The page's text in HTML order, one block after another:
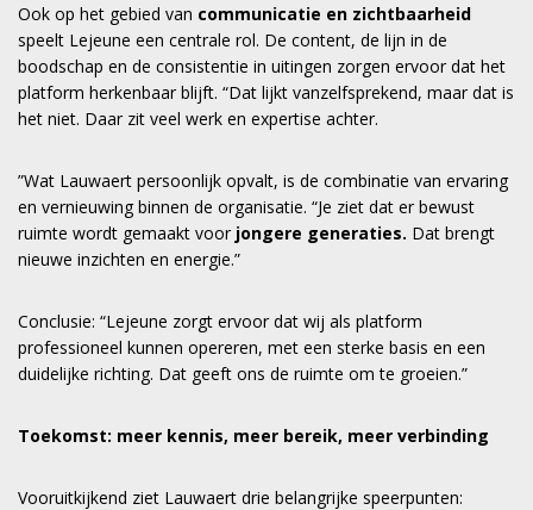
Ook op het gebied van communicatie en zichtbaarheid
speelt Lejeune een centrale rol. De content, de lijn in de
boodschap en de consistentie in uitingen zorgen ervoor dat het
platform herkenbaar blijft. “Dat lijkt vanzelfsprekend, maar dat is
het niet. Daar zit veel werk en expertise achter.
”Wat Lauwaert persoonlijk opvalt, is de combinatie van ervaring
en vernieuwing binnen de organisatie. “Je ziet dat er bewust
ruimte wordt gemaakt voor jongere generaties. Dat brengt
nieuwe inzichten en energie.”
Conclusie: “Lejeune zorgt ervoor dat wij als platform
professioneel kunnen opereren, met een sterke basis en een
duidelijke richting. Dat geeft ons de ruimte om te groeien.”
Toekomst: meer kennis, meer bereik, meer verbinding
Vooruitkijkend ziet Lauwaert drie belangrijke speerpunten: